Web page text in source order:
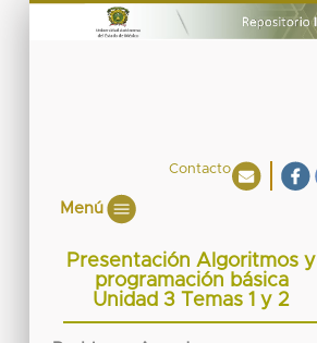
Contacto
Menú
Presentación Algoritmos y
programación básica
Unidad 3 Temas 1 y 2